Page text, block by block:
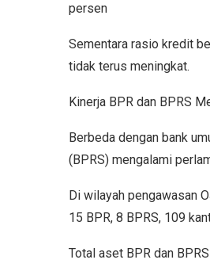
persen
Sementara rasio kredit
tidak terus meningkat.
Kinerja BPR dan BPRS
Berbeda dengan bank
(BPRS) mengalami
Di wilayah pengawasan
15 BPR, 8 BPRS, 109
Total aset BPR dan